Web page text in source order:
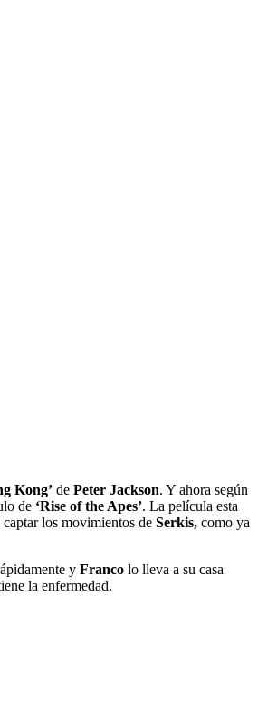
Kong’ de Peter Jackson. Y ahora según
de ‘Rise of the Apes’. La película esta
captar los movimientos de Serkis, como ya
y Franco lo lleva a su casa
la enfermedad.